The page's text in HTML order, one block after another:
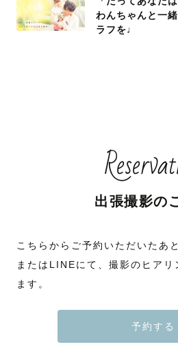
わんちゃんと一
ラフを♩
出張撮影の
こちらからご予約いただいたあ
またはLINEにて、撮影のヒアリ
ます。
予約する